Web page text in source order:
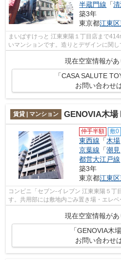
半蔵門線 「
築3年
東京都江東区
まいばすけっと 江東東陽１丁目店まで
いマンションです。造りとデザインに関
現在空室情報があ
「CASA SALUTE
お問い合わせ
賃貸 | マンション GENOVIA木場
仲手半額 敷0
東西線 「木場
京葉線 「潮見
都営大江戸線
築3年
東京都江東区
コンビニ「セブン-イレブン 江東東陽５丁
す。共用部には敷地内ごみ置き場・エレ
現在空室情報があ
「GENOVIA木
お問い合わせ